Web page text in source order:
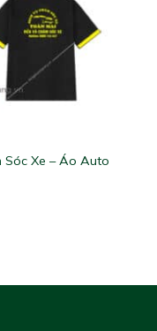
Sóc Xe – Áo Auto